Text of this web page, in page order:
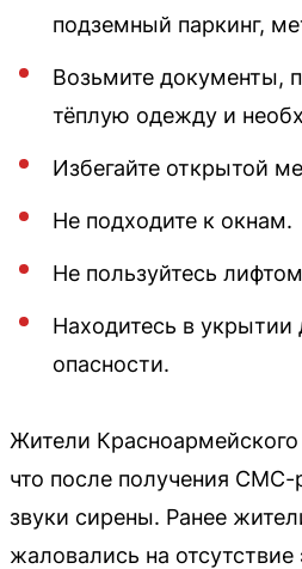
подземный паркинг,
Возьмите документы,
тёплую одежду и
Избегайте открытой
Не подходите к окнам.
Не пользуйтесь
Находитесь в
опасности.
Жители
что после получения СМС-
звуки сирены. Ранее
жаловались на отсутствие